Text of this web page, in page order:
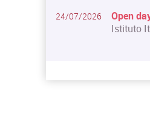
24/07/2026
Open
Istituto